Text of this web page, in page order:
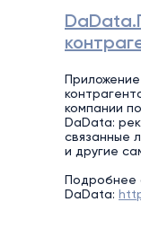
компании
DaData:
связанные
и другие
Подробнее
DaData: